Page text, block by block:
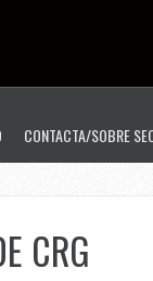
CONTACTA/SOBRE
CRG